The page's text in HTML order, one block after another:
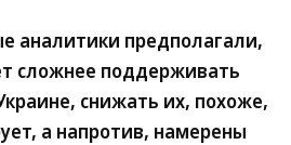
аналитики предполагали,
сложнее поддерживать
снижать их, похоже,
а напротив, намерены